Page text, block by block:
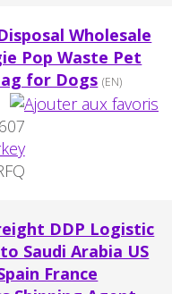
Wholesale
Pop Waste Pet
for Dogs (EN)
DDP Logistic
Saudi Arabia US
France